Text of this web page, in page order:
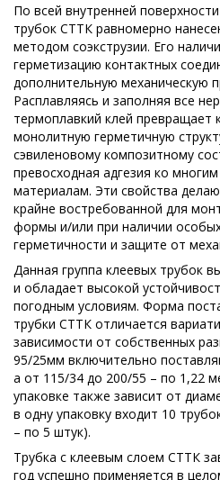
По всей внутренней
трубок СТТК равномерно
методом соэкструзии. Его
герметизацию контактных
дополнительную механическую
Расплавляясь и заполняя все
термоплавкий клей превращает
монолитную герметичную
сэвиленовому композитному
превосходная адгезия ко
материалам. Эти свойства
крайне востребованной для
формы и/или при наличии
герметичности и защите от
Данная группа клеевых трубок
и обладает высокой
погодным условиям. Форма
трубки СТТК отличается
зависимости от собственных
95/25мм включительно
а от 115/34 до 200/55 – по 1,22
упаковке также зависит от
в одну упаковку входит 10
– по 5 штук).
Трубка с клеевым слоем СТТК
год успешно применяется в